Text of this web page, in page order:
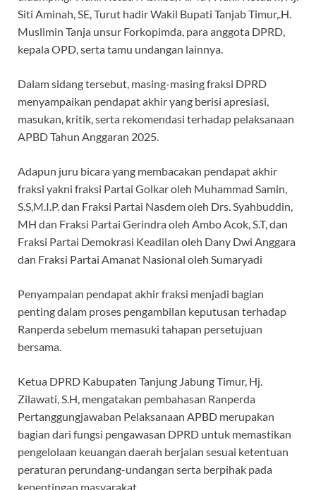
Siti Aminah, SE, Turut hadir Wakil Bupati Tanjab Timur,.H.
Muslimin Tanja unsur Forkopimda, para anggota DPRD,
kepala OPD, serta tamu undangan lainnya.
Dalam sidang tersebut, masing-masing fraksi DPRD
menyampaikan pendapat akhir yang berisi apresiasi,
masukan, kritik, serta rekomendasi terhadap pelaksanaan
APBD Tahun Anggaran 2025.
Adapun juru bicara yang membacakan pendapat akhir
fraksi yakni fraksi Partai Golkar oleh Muhammad Samin,
S.S,M.I.P. dan Fraksi Partai Nasdem oleh Drs. Syahbuddin,
MH dan Fraksi Partai Gerindra oleh Ambo Acok, S.T, dan
Fraksi Partai Demokrasi Keadilan oleh Dany Dwi Anggara
dan Fraksi Partai Amanat Nasional oleh Sumaryadi
Penyampaian pendapat akhir fraksi menjadi bagian
penting dalam proses pengambilan keputusan terhadap
Ranperda sebelum memasuki tahapan persetujuan
bersama.
Ketua DPRD Kabupaten Tanjung Jabung Timur, Hj.
Zilawati, S.H, mengatakan pembahasan Ranperda
Pertanggungjawaban Pelaksanaan APBD merupakan
bagian dari fungsi pengawasan DPRD untuk memastikan
pengelolaan keuangan daerah berjalan sesuai ketentuan
peraturan perundang-undangan serta berpihak pada
kepentingan masyarakat.